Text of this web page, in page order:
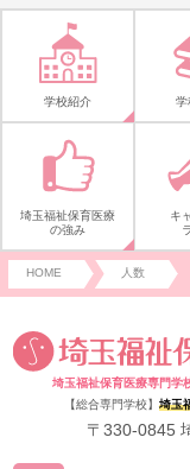
学校紹介 学
埼玉福祉保育医療
の強み
キ
HOME 人数
埼玉福祉保育医療専門学
【総合専門学校】 埼玉
〒330-0845